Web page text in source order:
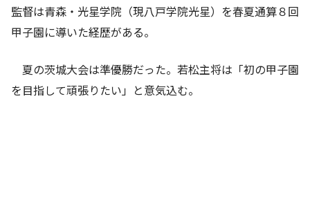
監督は青森・光星学院（現八戸学院光星）を春夏通算８回
甲子園に導いた経歴がある。
夏の茨城大会は準優勝だった。若松主将は「初の甲子園
を目指して頑張りたい」と意気込む。